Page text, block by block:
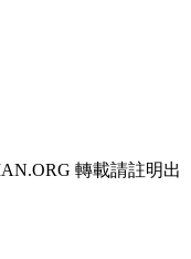
轉載請註明出